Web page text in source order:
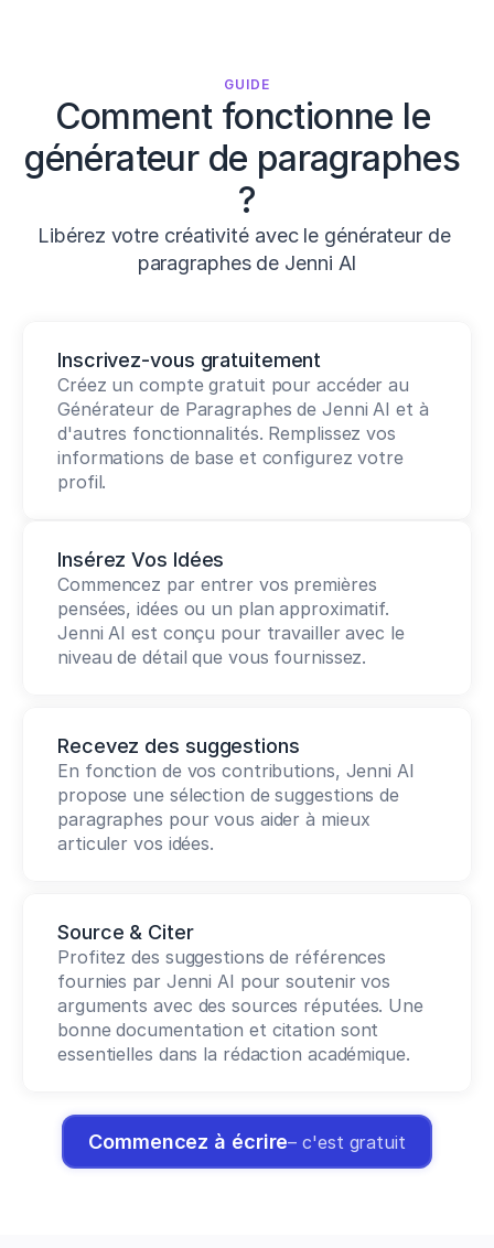
GUIDE
Comment fonctionne le
générateur de paragraphes
?
Libérez votre créativité avec le générateur de
paragraphes de Jenni AI
Inscrivez-vous gratuitement
Créez un compte gratuit pour accéder au
Générateur de Paragraphes de Jenni AI et à
d'autres fonctionnalités. Remplissez vos
informations de base et configurez votre
profil.
Insérez Vos Idées
Commencez par entrer vos premières
pensées, idées ou un plan approximatif.
Jenni AI est conçu pour travailler avec le
niveau de détail que vous fournissez.
Recevez des suggestions
En fonction de vos contributions, Jenni AI
propose une sélection de suggestions de
paragraphes pour vous aider à mieux
articuler vos idées.
Source & Citer
Profitez des suggestions de références
fournies par Jenni AI pour soutenir vos
arguments avec des sources réputées. Une
bonne documentation et citation sont
essentielles dans la rédaction académique.
Commencez à écrire– c'est gratuit